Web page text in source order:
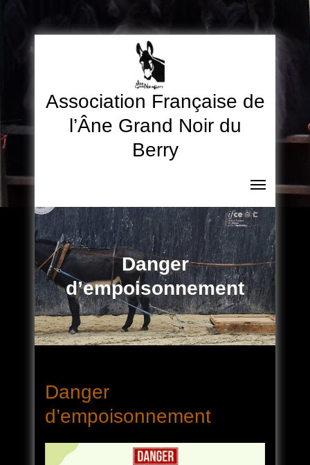
Association Française de
l’Âne Grand Noir du
Berry
Danger
d’empoisonnement
Danger
d’empoisonnement